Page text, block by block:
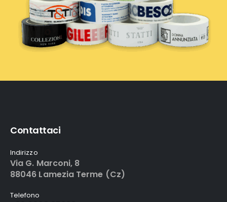
Contattaci
Indirizzo
Via G. Marconi, 8
88046 Lamezia Terme (Cz)
Telefono